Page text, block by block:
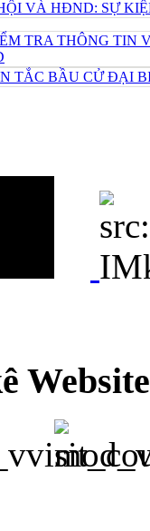
Website